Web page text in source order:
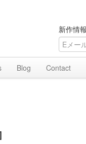
新作情
Blog Contact